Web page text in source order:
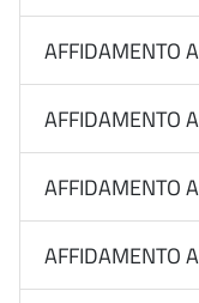
AFFIDAMENTO
AFFIDAMENTO
AFFIDAMENTO
AFFIDAMENTO